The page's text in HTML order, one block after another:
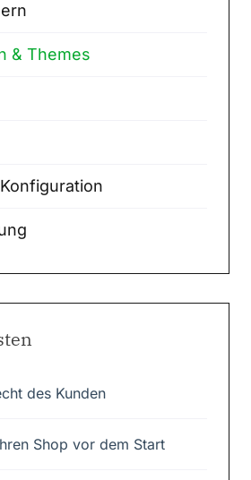
& Themes
des Kunden
Shop vor dem Start